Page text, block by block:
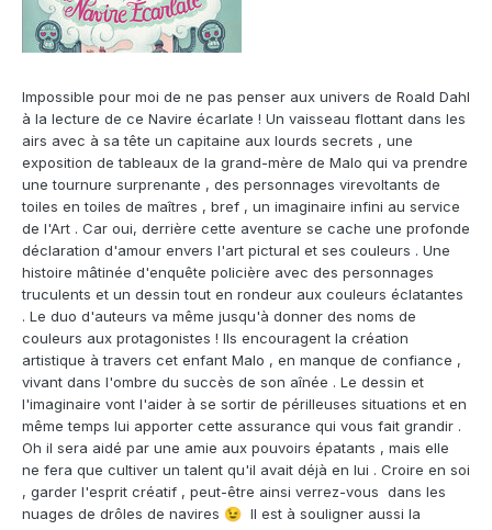
Impossible pour moi de ne pas penser aux univers de Roald Dahl
à la lecture de ce Navire écarlate ! Un vaisseau flottant dans les
airs avec à sa tête un capitaine aux lourds secrets , une
exposition de tableaux de la grand-mère de Malo qui va prendre
une tournure surprenante , des personnages virevoltants de
toiles en toiles de maîtres , bref , un imaginaire infini au service
de l'Art . Car oui, derrière cette aventure se cache une profonde
déclaration d'amour envers l'art pictural et ses couleurs . Une
histoire mâtinée d'enquête policière avec des personnages
truculents et un dessin tout en rondeur aux couleurs éclatantes
. Le duo d'auteurs va même jusqu'à donner des noms de
couleurs aux protagonistes ! Ils encouragent la création
artistique à travers cet enfant Malo , en manque de confiance ,
vivant dans l'ombre du succès de son aînée . Le dessin et
l'imaginaire vont l'aider à se sortir de périlleuses situations et en
même temps lui apporter cette assurance qui vous fait grandir .
Oh il sera aidé par une amie aux pouvoirs épatants , mais elle
ne fera que cultiver un talent qu'il avait déjà en lui . Croire en soi
, garder l'esprit créatif , peut-être ainsi verrez-vous dans les
nuages de drôles de navires 😉 Il est à souligner aussi la